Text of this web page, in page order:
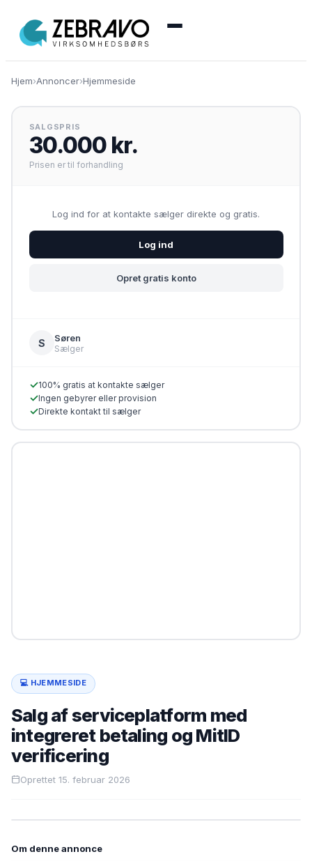
🏠 Se alle annoncer
Opret konto gratis
Hjem›Annoncer›Hjemmeside
💻 HJEMMESIDE
Salg af serviceplatform med
integreret betaling og MitID
verificering
Oprettet 15. februar 2026
Om denne annonce
SALGSPRIS
30.000 kr.
Prisen er til forhandling
Log ind for at kontakte sælger direkte og gratis.
Log ind
Opret gratis konto
S Søren
Sælger
✓100% gratis at kontakte sælger
✓Ingen gebyrer eller provision
✓Direkte kontakt til sælger